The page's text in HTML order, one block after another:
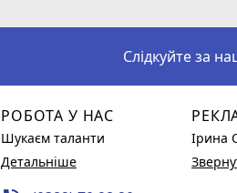
Слідкуйте за
РОБОТА У НАС
Шукаєм таланти
Детальніше
Ірина